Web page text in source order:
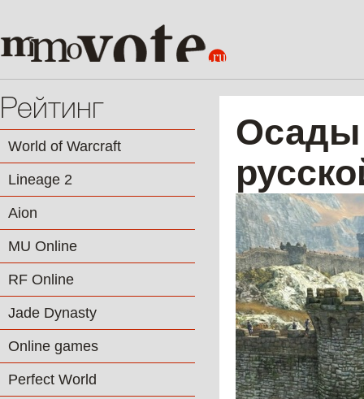
Рейтинг
World of Warcraft
Lineage 2
Aion
MU Online
RF Online
Jade Dynasty
Online games
Perfect World
Осады